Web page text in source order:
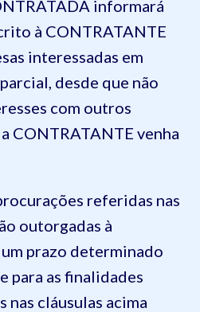
informará
à CONTRATANTE
interessadas em
desde que não
com outros
CONTRATANTE venha
referidas nas
outorgadas à
prazo determinado
para as finalidades
nas cláusulas acima